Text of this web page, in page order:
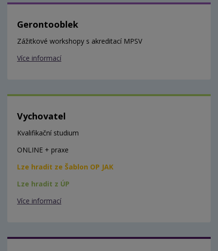
Gerontooblek
Zážitkové workshopy s akreditací MPSV
Více informací
Vychovatel
Kvalifikační studium
ONLINE + praxe
Lze hradit ze Šablon OP JAK
Lze hradit z ÚP
Více informací